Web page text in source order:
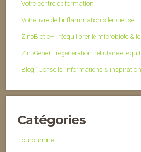
Votre centre de formation
Votre livre de l’inflammation silencieuse
ZinoBiotic+ : rééquilibrer le microbiote &
ZinoGene+ : régénération cellulaire et
Blog “Conseils, Informations &
Catégories
curcumine